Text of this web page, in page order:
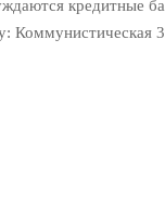
кредитные
Коммунистическая